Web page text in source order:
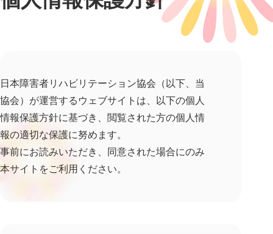
日本障害者リハビリテーション協会（以下、当
協会）が運営するウェブサイトは、以下の個人
情報保護方針に基づき、閲覧された方の個人情
報の適切な保護に努めます。
事前にお読みいただき、同意された場合にのみ
本サイトをご利用ください。